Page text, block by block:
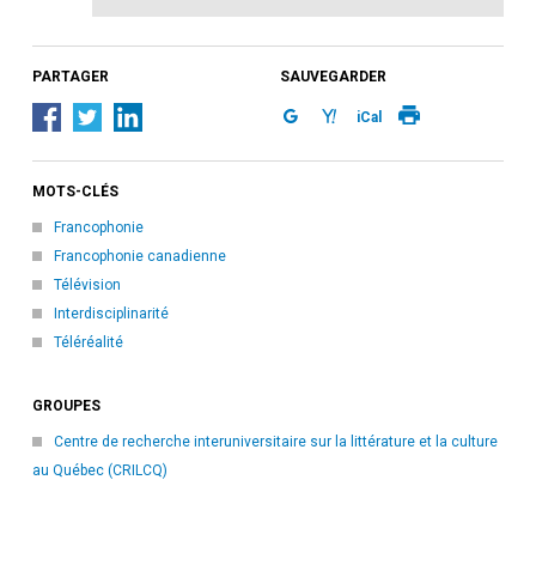
PARTAGER SAUVEGARDER
iCal
MOTS-CLÉS
Francophonie
Francophonie canadienne
Télévision
Interdisciplinarité
Téléréalité
GROUPES
Centre de recherche interuniversitaire sur la littérature et la culture
au Québec (CRILCQ)